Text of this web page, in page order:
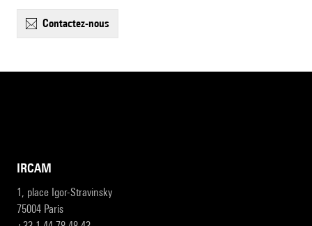
contactez-nous
IRCAM
1, place Igor-Stravinsky
75004 Paris